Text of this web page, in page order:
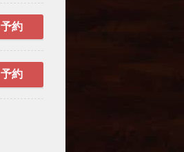
予約
予約